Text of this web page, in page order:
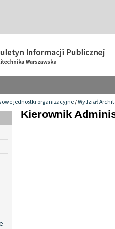
jednostki organizacyjne/Wydział
Kierownik